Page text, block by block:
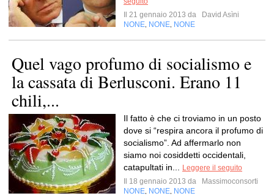
Il 21 gennaio 2013 da
David Asìni
NONE NONE NONE
Quel vago profumo di socialismo e
la cassata di Berlusconi. Erano 11
chili,...
Il fatto è che ci troviamo in un posto
dove si “respira ancora il profumo di
socialismo”. Ad affermarlo non
siamo noi cosiddetti occidentali,
catapultati in...
Leggere il seguito
Il 18 gennaio 2013 da
Massimoconsorti
NONE NONE NONE